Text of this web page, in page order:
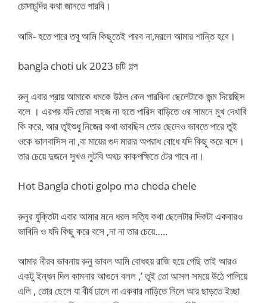
চোদাচুদির কথা জানতে পারবি।
আমি- হতে পারে তবু আমি কিছুতেই পারব না,মরলে আমার শান্তি হবে।
bangla choti uk 2023 চটি গল্প
রুনু এবার প্রায় আমাকে ধমকে উঠল কেন পারবিনা ছেলেটাকে জন্ম দিয়েছিস
বলে । এরপর যদি তোরা সহজ না হতে পারিস বাড়িতে ওর সামনে মুখ দেখাবি
কি করে, আর তুইশুধু নিজের কথা ভাবছিস তোর ছেলেও ভাবতে পারে তুই
ওকে ভালবাসিস না ,বা মায়ের গুদ মারার অপরাধ বোধে যদি কিছু করে বসে।
তার চেয়ে দুজনে সুখও লুটবি অথচ কাকপক্ষিতে টের পাবে না।
Hot Bangla choti golpo ma choda chele
রুনুর যুক্তিটা এবার আমার মনে ধরল সত্যি কথা ছেলেটার দিকটা একবারও
ভাবিনি ও যদি কিছু করে বসে ,না না তার চেয়ে…..
আমার নীরব ভাবনায় রুনু ভাবল আমি বোধহয় রাজি হয়ে গেছি তাই আরও
একটু ইন্ধন দিল কামনার আগুনে বলল ,’ তুই তো আসল সময়ে উঠে পালিয়ে
এলি , তোর ছেলে যা বীর্য ঢালে না একবার নাড়িতে নিলে আর ছাড়তে ইচ্ছা